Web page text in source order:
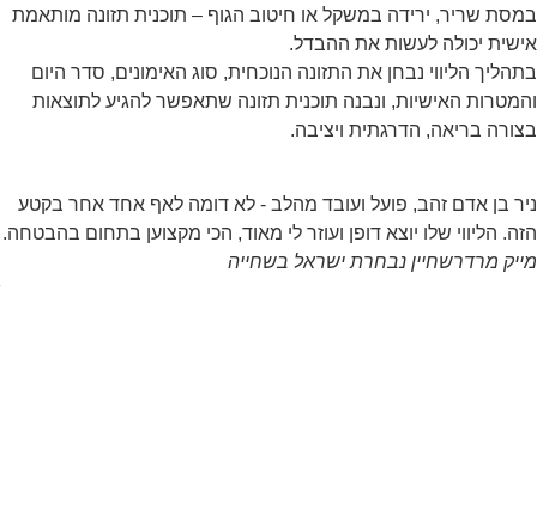
במסת שריר, ירידה במשקל או חיטוב הגוף – תוכנית תזונה מותאמת
אישית יכולה לעשות את ההבדל.
בתהליך הליווי נבחן את התזונה הנוכחית, סוג האימונים, סדר היום
והמטרות האישיות, ונבנה תוכנית תזונה שתאפשר להגיע לתוצאות
בצורה בריאה, הדרגתית ויציבה.
ניר בן אדם זהב, פועל ועובד מהלב - לא דומה לאף אחד אחר בקטע
הזה. הליווי שלו יוצא דופן ועוזר לי מאוד, הכי מקצוען בתחום בהבטחה.
מייק מרדרשחיין נבחרת ישראל בשחייה